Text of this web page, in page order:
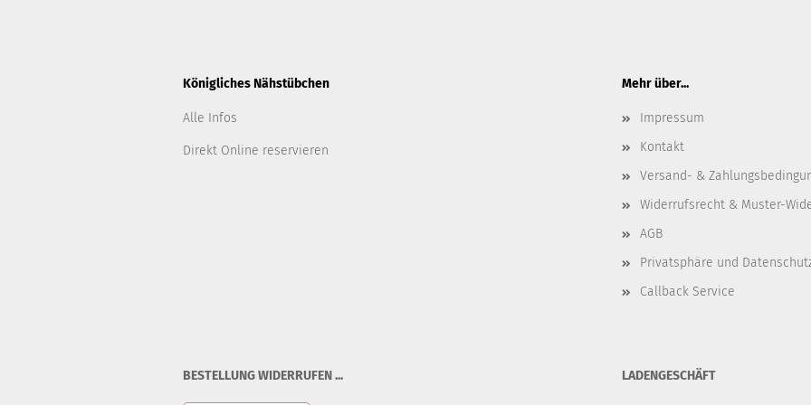
Königliches Nähstübchen
Alle Infos
Direkt Online reservieren
Mehr über...
Impressum
Kontakt
Versand- &
Widerrufsrecht & Muster-
AGB
Privatsphäre und
Callback Service
BESTELLUNG WIDERRUFEN ... LADENGESCHÄFT